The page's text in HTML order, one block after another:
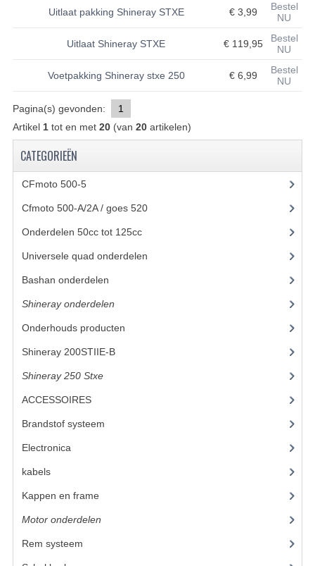
WIEL OPHANGING
WIELEN EN BANDEN
ACCESSOIRES
BASHAN 250-11B
KAPPEN EN FRAME
Uitlaat pakking Shineray STXE € 3,99
Bestel
NU
Uitlaat Shineray STXE € 119,95
Bestel
NU
Voetpakking Shineray stxe 250 € 6,99
Bestel
NU
Pagina(s) gevonden:
1
Artikel 1tot en met 20(van 20artikelen)
CATEGORIEËN
CFmoto 500-5(5)
Cfmoto 500-A/2A / goes 520(347)
Onderdelen 50cc tot 125cc(49)
Universele quad onderdelen
Bashan onderdelen
Shineray onderdelen
Onderhouds producten
Shineray 200STIIE-B(32)
Shineray 250 Stxe(148)
ACCESSOIRES(47)
Brandstof systeem
Electronica
kabels(3)
Kappen en frame
Motor onderdelen
Rem systeem